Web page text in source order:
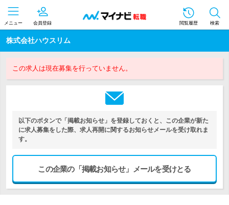
メニュー 会員登録 閲覧履歴 検索
株式会社ハウスリム
この求人は現在募集を行っていません。
以下のボタンで「掲載お知らせ」を登録しておくと、この企業が新た
に求人募集をした際、求人再開に関するお知らせメールを受け取れま
す。
この企業の「掲載お知らせ」メールを受けとる